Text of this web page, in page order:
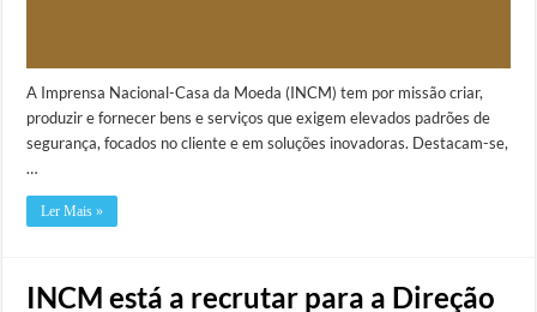
A Imprensa Nacional-Casa da Moeda (INCM) tem por missão criar,
produzir e fornecer bens e serviços que exigem elevados padrões de
segurança, focados no cliente e em soluções inovadoras. Destacam-se,
…
Ler Mais »
INCM está a recrutar para a Direção